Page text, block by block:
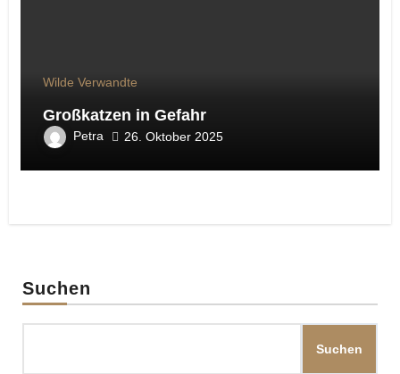
Wilde Verwandte
Großkatzen in Gefahr
Petra 26. Oktober 2025
Suchen
Suchen